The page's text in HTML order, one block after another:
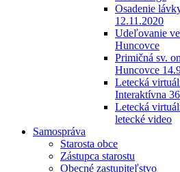
Osadenie
12.11.2020
Udeľovanie
Huncovce
Primičná sv.
Huncovce
Letecká
Interaktívna
Letecká
letecké video
Samospráva
Starosta obce
Zástupca starostu
Obecné zastupiteľstvo